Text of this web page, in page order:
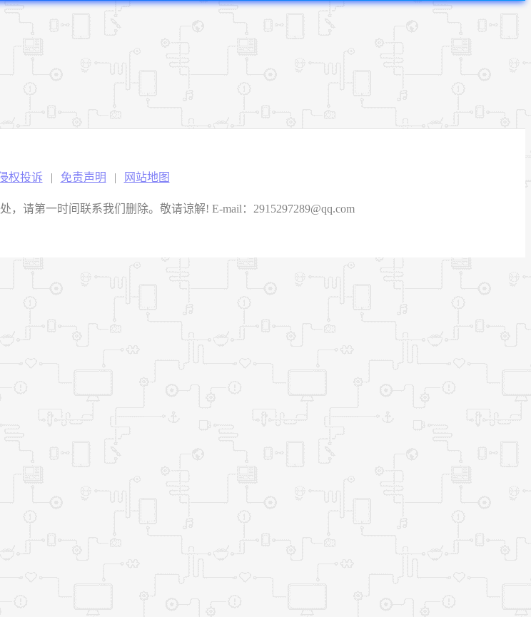
权投诉 | 免责声明 | 网站地图
请第一时间联系我们删除。敬请谅解! E-mail：2915297289@qq.com